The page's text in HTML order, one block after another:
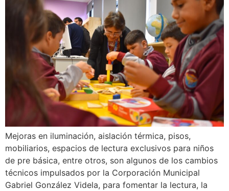
Mejoras en iluminación, aislación térmica, pisos,
mobiliarios, espacios de lectura exclusivos para niños
de pre básica, entre otros, son algunos de los cambios
técnicos impulsados por la Corporación Municipal
Gabriel González Videla, para fomentar la lectura, la